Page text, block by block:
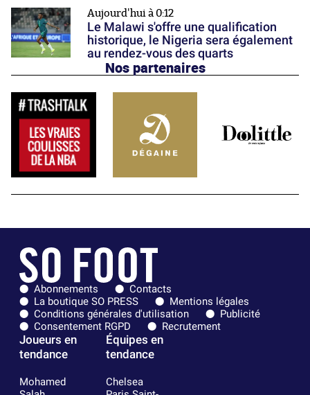
Aujourd'hui à 0:12
Le Malawi s'offre une qualification
historique, le Nigeria sera également
au rendez-vous des quarts
Nos partenaires
Abonnements
Contacts
La boutique SO PRESS
Mentions légales
Conditions générales d'utilisation
Publicité
Consentement RGPD
Recrutement
Joueurs en
tendance
Mohamed
Équipes en
tendance
Chelsea